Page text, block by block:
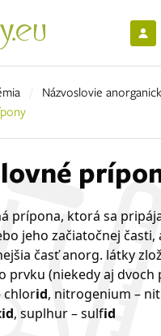
Názvoslovie
prípona, ktorá sa
jeho začiatočnej časti,
časť anorg. látky
prvku (niekedy aj dvoch
chlorid, nitrogenium –
id, suplhur – sulfid